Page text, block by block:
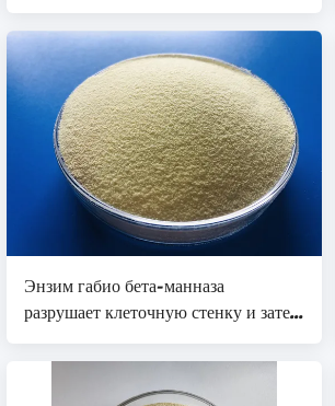
желтый порошок для роста
животных
Энзим габио бета-манназа
разрушает клеточную стенку и затем
высвобождает питательные
вещества